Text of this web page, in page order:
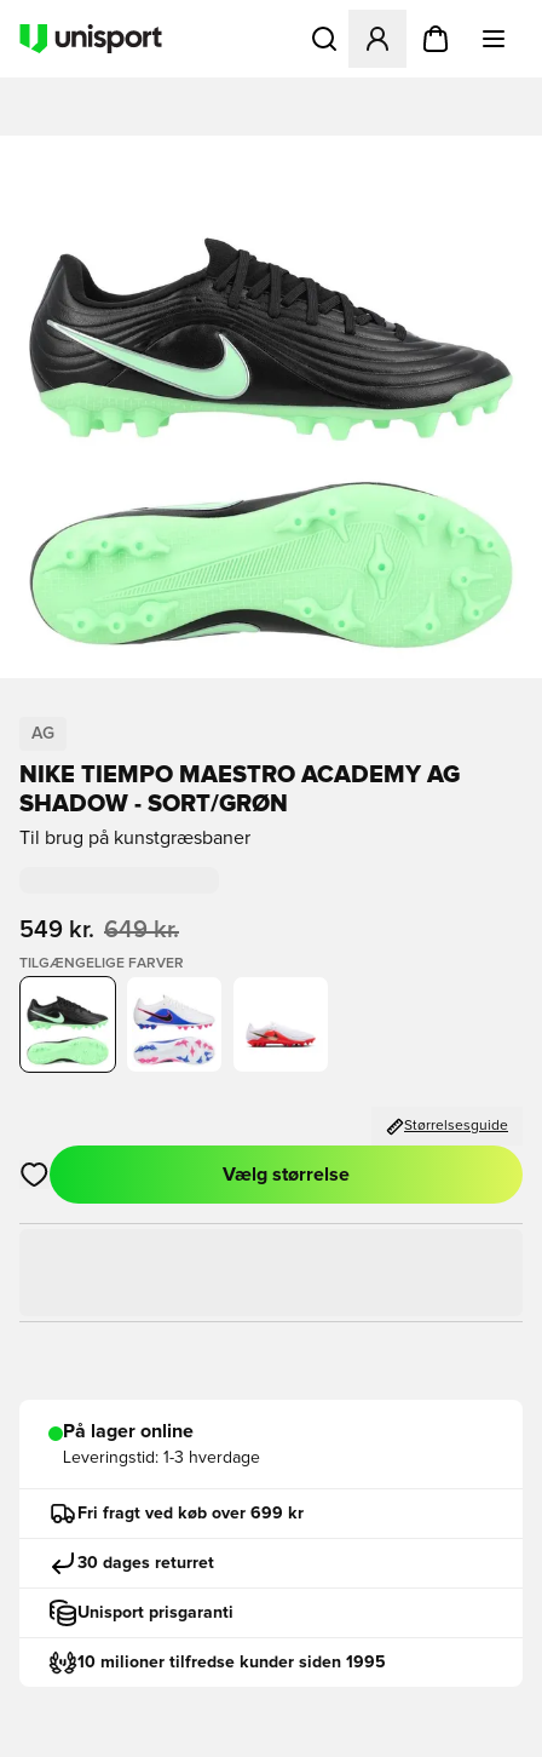
Åbner en Modal til at
AG
NIKE TIEMPO MAESTRO ACADEMY AG
SHADOW - SORT/GRØN
Til brug på kunstgræsbaner
549 kr. 649 kr.
TILGÆNGELIGE FARVER
Størrelsesguide
Åbner en Modal til at logge ind eller tilmelde dig som medlem
Vælg størrelse
På lager online
Leveringstid: 1-3 hverdage
Fri fragt ved køb over 699 kr
30 dages returret
Unisport prisgaranti
10 milioner tilfredse kunder siden 1995